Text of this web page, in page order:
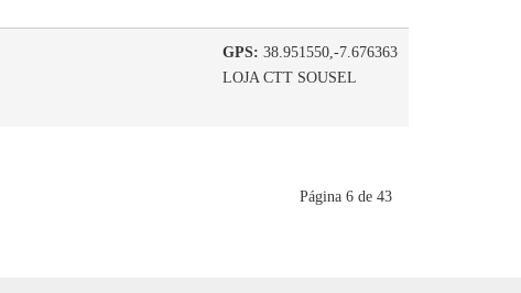
GPS: 38.951550,-7.676363
LOJA CTT SOUSEL
Página 6 de 43